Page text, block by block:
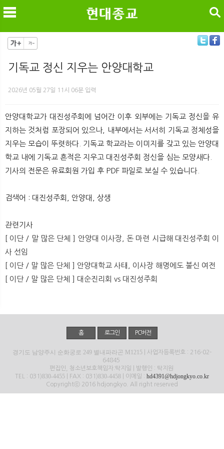
검색
기독교 정신 지우는 안양대학교
2026년 05월 27일 11시 06분 입력
안양대학교가 대진성주회에 넘어간 이후 외부에는 기독교 정신을 유
지하는 것처럼 포장되어 있으나, 내부에서는 서서히 기독교 정체성을
지우는 모습이 뚜렷하다. 기독교 학교라는 이미지를 갖고 있는 안양대
학교 내에 기독교 흔적은 지우고 대진성주회 정신을 심는 모양새다.
기사의 전문은 유료회원 가입 후 PDF 파일로 보실 수 있습니다.
검색어 : 대진성주회, 안양대, 상생
관련기사
[ 이단 / 말 많은 단체 ] 안양대 이사장, 돈 마련 시급해 대진성주회 이
사 선임
[ 이단 / 말 많은 단체 ] 안양대학교 사태, 이사장 해명에도 불신 여전
[ 이단 / 말 많은 단체 ] 대순진리회 vs 대진성주회
홈 로그인 PC버전
경기도 남양주시 순화궁로 249 별내파라곤 M1215 | 사업자등록번호 : 216-02-
64845
편집인, 청소년보호책임자:탁지일 | 발행인 : 탁지원
TEL : 031)830-4455 | FAX : 031)830-4458 | 이메일 : hd4391@hdjongkyo.co.kr
Copyrightⓒ 2016 hdjongkyo. All right reserved